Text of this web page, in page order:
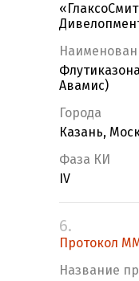
Авамис)
Города
Казань,
Фаза КИ
IV
6.
Протокол
Название